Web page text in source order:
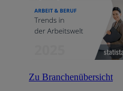
Zu Branchenübersicht